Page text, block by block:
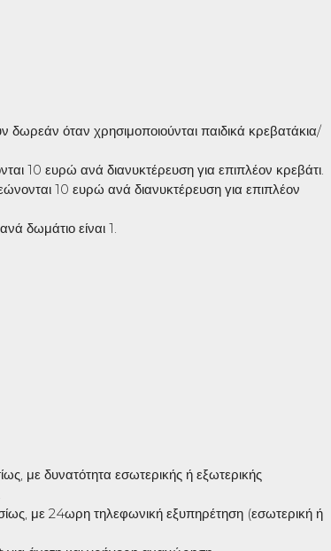
όταν χρησιμοποιούνται παιδικά κρεβατάκια/
10 ευρώ ανά διανυκτέρευση για επιπλέον κρεβάτι.
10 ευρώ ανά διανυκτέρευση για επιπλέον
δωμάτιο είναι 1.
με δυνατότητα εσωτερικής ή εξωτερικής
με 24ωρη τηλεφωνική εξυπηρέτηση (εσωτερική ή